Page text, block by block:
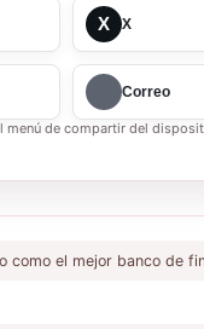
X X
Correo
menú de compartir del
como el mejor banco de